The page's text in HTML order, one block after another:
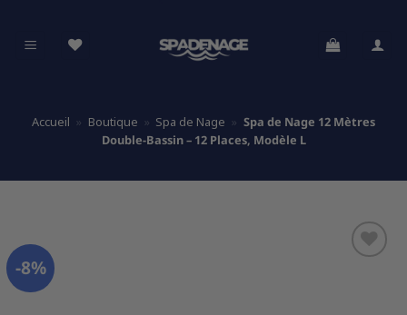
contenu
Accueil » Boutique » Spa de Nage » Spa de Nage 12 Mètres
Double-Bassin – 12 Places, Modèle L
-8%